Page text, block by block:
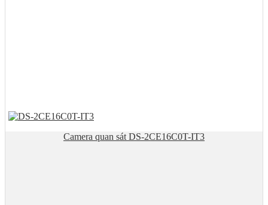
Camera quan sát DS-2CE16C0T-IT3